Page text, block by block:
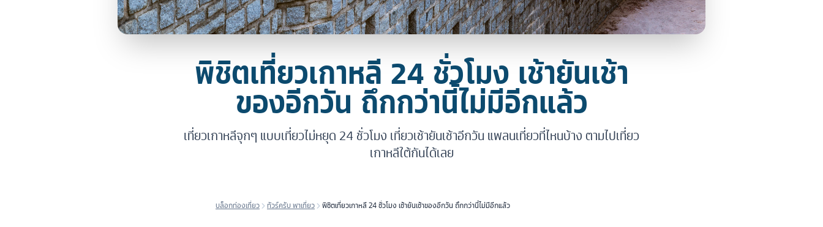
พิชิตเที่ยวเกาหลี 24 ชั่วโมง เช้ายันเช้า
ของอีกวัน ถึกกว่านี้ไม่มีอีกแล้ว
เที่ยวเกาหลีจุกๆ แบบเที่ยวไม่หยุด 24 ชั่วโมง เที่ยวเช้ายันเช้าอีกวัน แพลนเที่ยวที่ไหนบ้าง ตามไปเที่ยว
เกาหลีใต้กันได้เลย
บล็อกท่องเที่ยว ทัวร์ครับ พาเที่ยว พิชิตเที่ยวเกาหลี 24 ชั่วโมง เช้ายันเช้าของอีกวัน ถึกกว่านี้ไม่มีอีกแล้ว